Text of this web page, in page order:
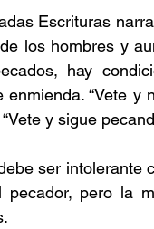
Escrituras
los hombres y
hay
“Vete
y sigue
ser intolerante
pero la